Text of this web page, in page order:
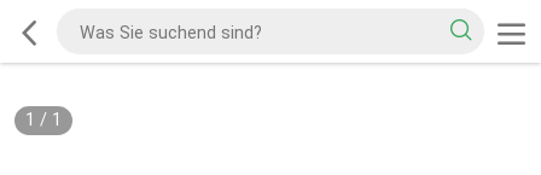
1 / 1